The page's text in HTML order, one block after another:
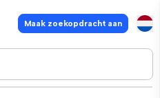
Maak zoekopdracht aan